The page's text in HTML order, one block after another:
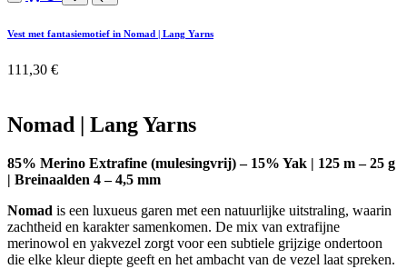
Vest met fantasiemotief in Nomad | Lang Yarns
111,30 €
Nomad | Lang Yarns
85% Merino Extrafine (mulesingvrij) – 15% Yak | 125 m – 25 g
| Breinaalden 4 – 4,5 mm
Nomad is een luxueus garen met een natuurlijke uitstraling, waarin
zachtheid en karakter samenkomen. De mix van extrafijne
merinowol en yakvezel zorgt voor een subtiele grijzige ondertoon
die elke kleur diepte geeft en het ambacht van de vezel laat spreken.